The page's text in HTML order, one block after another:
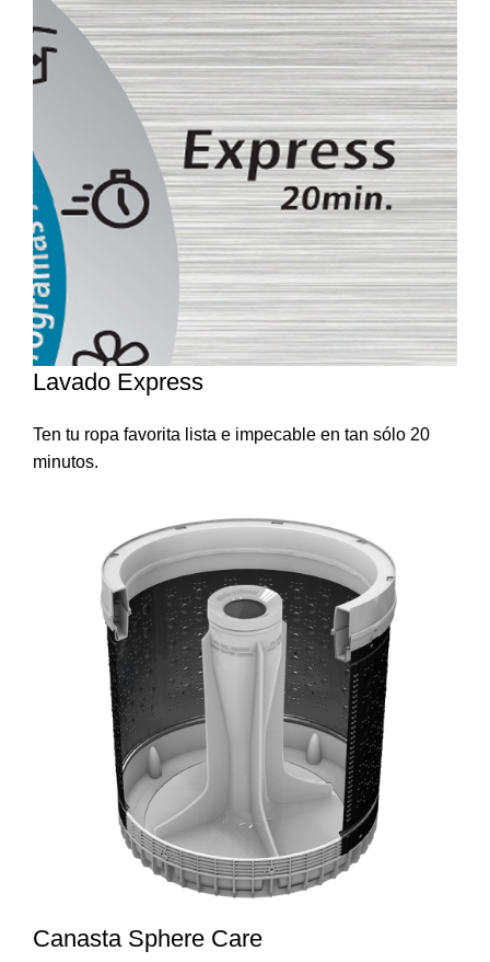
Lavado Express
Ten tu ropa favorita lista e impecable en tan sólo 20
minutos.
Canasta Sphere Care